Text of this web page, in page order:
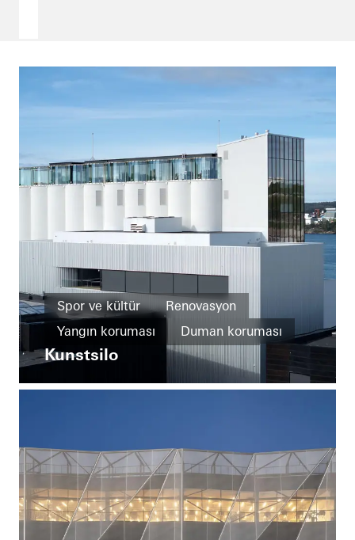
Spor ve kültür
Renovasyon
Yangın koruması
Duman koruması
Tasarım ve estetik
Ünlü bina
Pencereler
Cepheler
Kunstsilo